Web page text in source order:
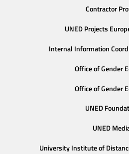
Contractor
UNED Projects
Internal Information
Office of Gender
Office of Gender
UNED
UNED
University Institute of